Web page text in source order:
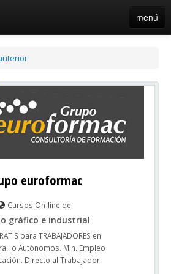
menú
euroformac
Cursos On-line de
gráfico e industrial
para TRABAJADORES en
o Autónomos. MIn. Empleo
Directo al Trabajador.